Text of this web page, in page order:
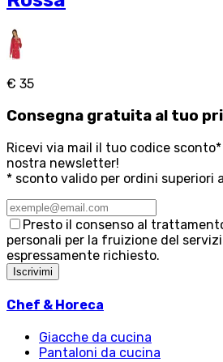
€ 35
Consegna gratuita al tuo
Ricevi via mail il tuo codice
nostra newsletter!
* sconto valido per ordini superiori
Presto il consenso al
personali per la fruizione del
espressamente richiesto.
Iscrivimi
Chef & Horeca
Giacche da cucina
Pantaloni da cucina